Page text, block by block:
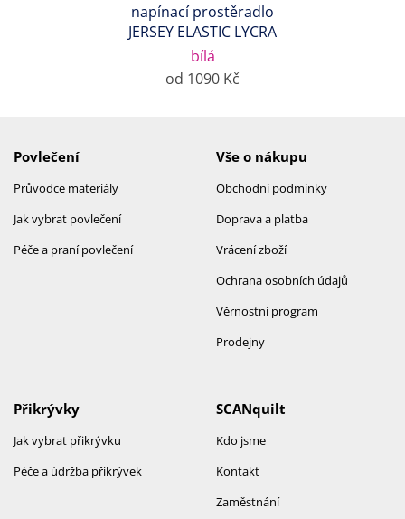
napínací prostěradlo
JERSEY ELASTIC LYCRA
bílá
od 1090 Kč
Povlečení
Průvodce materiály
Jak vybrat povlečení
Péče a praní povlečení
Vše o nákupu
Obchodní podmínky
Doprava a platba
Vrácení zboží
Ochrana osobních údajů
Věrnostní program
Prodejny
SCANquilt
Kdo jsme
Kontakt
Zaměstnání
Přikrývky
Jak vybrat přikrývku
Péče a údržba přikrývek